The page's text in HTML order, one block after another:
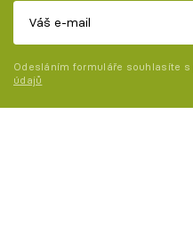
Odesláním formuláře souhlasíte s
údajů